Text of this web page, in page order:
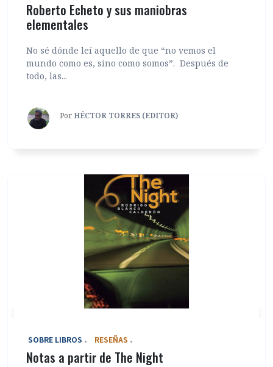
Roberto Echeto y sus maniobras
elementales
No sé dónde leí aquello de que “no vemos el
mundo como es, sino como somos”. Después de
todo, las...
Por HÉCTOR TORRES (EDITOR)
‎ SOBRE LIBROS RESEÑAS
Notas a partir de The Night